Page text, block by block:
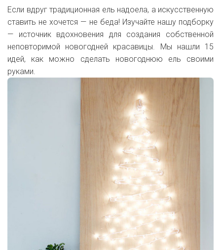
Если вдруг традиционная ель надоела, а искусственную
ставить не хочется — не беда! Изучайте нашу подборку
— источник вдохновения для создания собственной
неповторимой новогодней красавицы. Мы нашли 15
идей, как можно сделать новогоднюю ель своими
руками.